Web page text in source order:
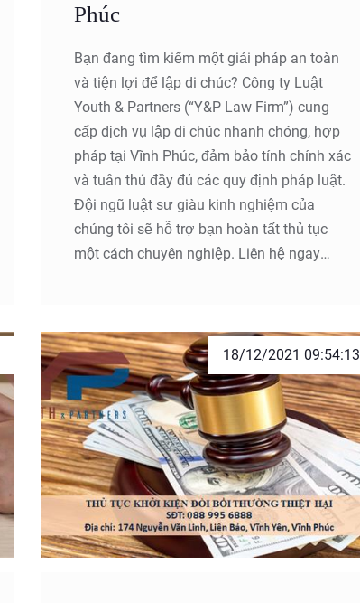
Phúc
Bạn đang tìm kiếm một giải pháp an toàn
và tiện lợi để lập di chúc? Công ty Luật
Youth & Partners (“Y&P Law Firm”) cung
cấp dịch vụ lập di chúc nhanh chóng, hợp
pháp tại Vĩnh Phúc, đảm bảo tính chính xác
và tuân thủ đầy đủ các quy định pháp luật.
Đội ngũ luật sư giàu kinh nghiệm của
chúng tôi sẽ hỗ trợ bạn hoàn tất thủ tục
một cách chuyên nghiệp. Liên hệ ngay
18/12/2021 09:54:13